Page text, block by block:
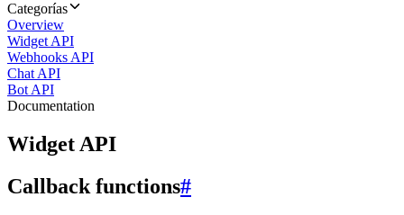
Categorías
Overview
Widget API
Webhooks API
Chat API
Bot API
Documentation
Widget API
Callback functions#